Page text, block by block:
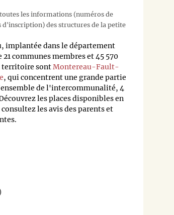
les informations (numéros de
d'inscription) des structures de la petite
implantée dans le département
communes membres et 45 570
territoire sontMontereau-Fault-
, qui concentrent une grande partie
de l'intercommunalité, 4
les places disponibles en
les avis des parents et